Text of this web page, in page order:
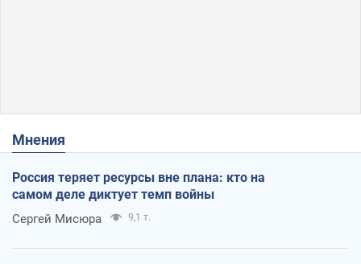
Мнения
Россия теряет ресурсы вне плана: кто на
самом деле диктует темп войны
Сергей Мисюра 9,1 т.